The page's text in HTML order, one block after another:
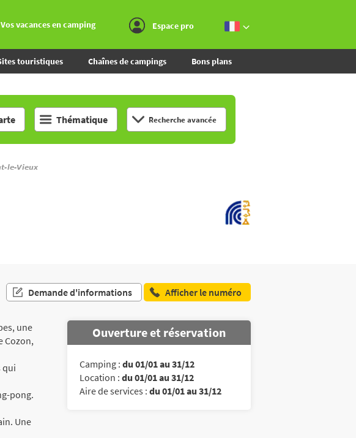
Vos vacances en camping Espace pro
touristiques Chaînes de campings Bons plans
Thématique Recherche avancée
le-Vieux
Demande d'informations Afficher le numéro
une
Cozon,
qui
pong.
Une
Ouverture et réservation
Camping : du 01/01 au 31/12
Location : du 01/01 au 31/12
Aire de services : du 01/01 au 31/12